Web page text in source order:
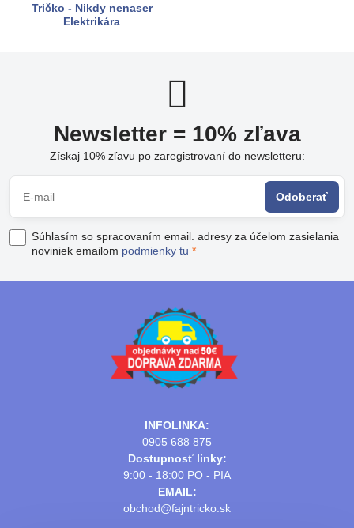
Tričko - Nikdy nenaser
Elektrikára
Newsletter = 10% zľava
Získaj 10% zľavu po zaregistrovaní do newsletteru:
Odoberať
Súhlasím so spracovaním email. adresy za účelom zasielania
noviniek emailom podmienky tu *
INFOLINKA:
0905 688 875
Dostupnosť linky:
9:00 - 18:00 PO - PIA
EMAIL:
obchod@fajntricko.sk